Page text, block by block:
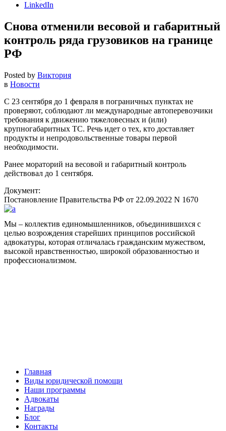
LinkedIn
Снова отменили весовой и габаритный
контроль ряда грузовиков на границе
РФ
Posted by Виктория
в Новости
С 23 сентября до 1 февраля в пограничных пунктах не
проверяют, соблюдают ли международные автоперевозчики
требования к движению тяжеловесных и (или)
крупногабаритных ТС. Речь идет о тех, кто доставляет
продукты и непродовольственные товары первой
необходимости.
Ранее мораторий на весовой и габаритный контроль
действовал до 1 сентября.
Документ:
Постановление Правительства РФ от 22.09.2022 N 1670
Мы – коллектив единомышленников, объединившихся с
целью возрождения старейших принципов российской
адвокатуры, которая отличалась гражданским мужеством,
высокой нравственностью, широкой образованностью и
профессионализмом.
Главная
Виды юридической помощи
Наши программы
Адвокаты
Награды
Блог
Контакты